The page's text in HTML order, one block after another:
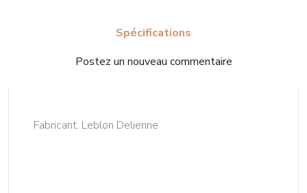
Spécifications
Postez un nouveau commentaire
Fabricant: Leblon Delienne